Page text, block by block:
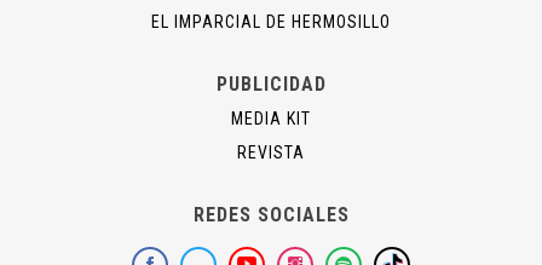
EL IMPARCIAL DE HERMOSILLO
PUBLICIDAD
MEDIA KIT
REVISTA
REDES SOCIALES